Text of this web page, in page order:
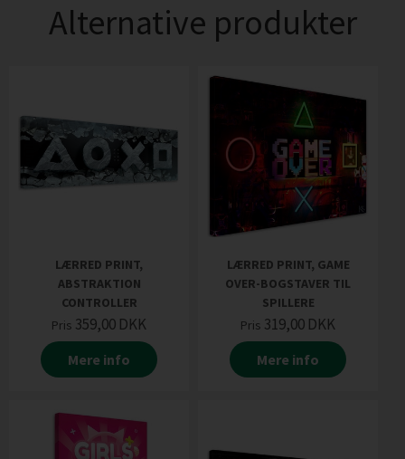
Alternative produkter
LÆRRED PRINT,
ABSTRAKTION
CONTROLLER
Pris 359,00 DKK
Mere info
LÆRRED PRINT, GAME
OVER-BOGSTAVER TIL
SPILLERE
Pris 319,00 DKK
Mere info